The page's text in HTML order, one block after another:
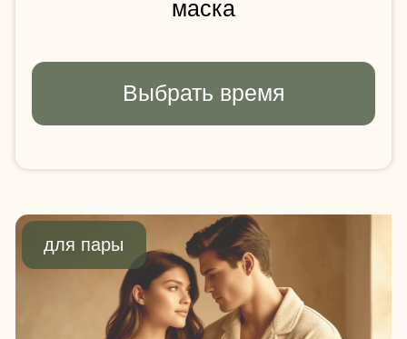
за компанию
Процедуры:
4 гостя
27 900 ₽